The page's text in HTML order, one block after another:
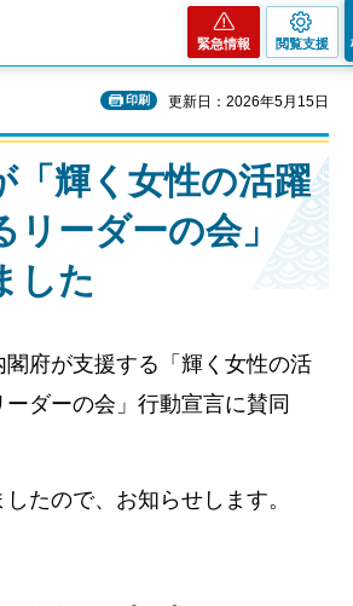
緊急情報 閲覧支援
印刷 更新日：2026年5月15日
「輝く女性の活躍
リーダーの会」
した
閣府が支援する「輝く女性の活
ーダーの会」行動宣言に賛同
たので、お知らせします。